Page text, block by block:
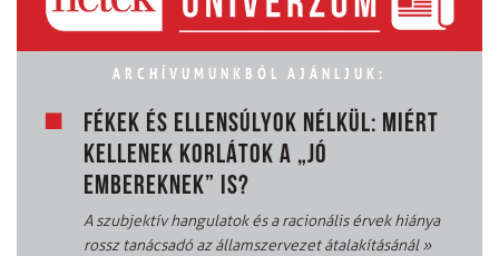
ARCHÍVUMUNKBÓL AJÁNLJUK:
FÉKEK ÉS ELLENSÚLYOK NÉLKÜL: MIÉRT
KELLENEK KORLÁTOK A „JÓ
EMBEREKNEK” IS?
A szubjektív hangulatok és a racionális érvek hiánya
rossz tanácsadó az államszervezet átalakításánál»